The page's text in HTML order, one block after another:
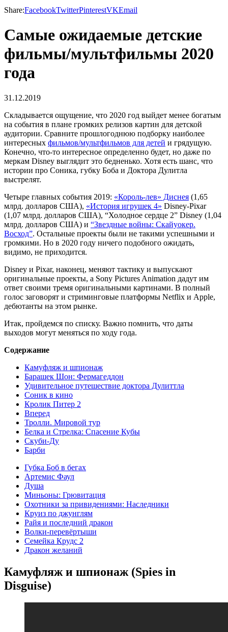
Share:FacebookTwitterPinterestVKEmail
Самые ожидаемые детские
фильмы/мультфильмы 2020
года
31.12.2019
Складывается ощущение, что 2020 год выйдет менее богатым
на события в плане громких релизов картин для детской
аудитории. Сравните прошлогоднюю подборку наиболее
интересных фильмов/мультфильмов для детей и грядущую.
Конечно, что-то интересное определенно будет, но даже по
меркам Disney выглядит это бедненько. Хотя есть шанс, что
истории про Соника, губку Боба и Доктора Дулитла
выстрелят.
Четыре главных события 2019: «Король-лев» Диснея (1,65
млрд. долларов США), «История игрушек 4» Disney-Pixar
(1,07 млрд. долларов США), “Холодное сердце 2” Disney (1,04
млрд. долларов США) и “Звездные войны: Скайуокер.
Восход”. Остальные проекты были не такими успешными и
громкими. Но в 2020 году ничего подобного ожидать,
видимо, не приходится.
Disney и Pixar, наконец, меняют тактику и выпускают
оригинальные проекты, а Sony Pictures Animation дадут им
ответ своими тремя оригинальными картинами. В полный
голос заговорят и стриминговые платформы Netflix и Apple,
дебютанты на этом рынке.
Итак, пройдемся по списку. Важно помнить, что даты
выходов могут меняться по ходу года.
Содержание
Камуфляж и шпионаж
Барашек Шон: Фермагеддон
Удивительное путешествие доктора Дулиттла
Соник в кино
Кролик Питер 2
Вперед
Тролли. Мировой тур
Белка и Стрелка: Спасение Кубы
Скуби-Ду
Барби
Губка Боб в бегах
Артемис Фаул
Душа
Миньоны: Грювитация
Охотники за привидениями: Наследники
Круиз по джунглям
Райя и последний дракон
Волки-перевёртыши
Семейка Крудс 2
Дракон желаний
Камуфляж и шпионаж (Spies in
Disguise)